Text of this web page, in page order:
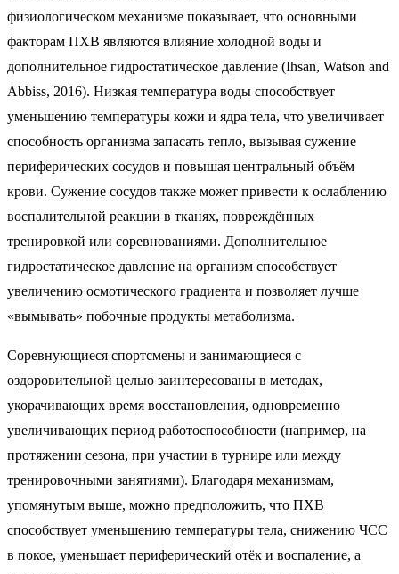
физиологическом механизме показывает, что основными
факторам ПХВ являются влияние холодной воды и
дополнительное гидростатическое давление (Ihsan, Watson and
Abbiss, 2016). Низкая температура воды способствует
уменьшению температуры кожи и ядра тела, что увеличивает
способность организма запасать тепло, вызывая сужение
периферических сосудов и повышая центральный объём
крови. Сужение сосудов также может привести к ослаблению
воспалительной реакции в тканях, повреждённых
тренировкой или соревнованиями. Дополнительное
гидростатическое давление на организм способствует
увеличению осмотического градиента и позволяет лучше
«вымывать» побочные продукты метаболизма.
Соревнующиеся спортсмены и занимающиеся с
оздоровительной целью заинтересованы в методах,
укорачивающих время восстановления, одновременно
увеличивающих период работоспособности (например, на
протяжении сезона, при участии в турнире или между
тренировочными занятиями). Благодаря механизмам,
упомянутым выше, можно предположить, что ПХВ
способствует уменьшению температуры тела, снижению ЧСС
в покое, уменьшает периферический отёк и воспаление, а